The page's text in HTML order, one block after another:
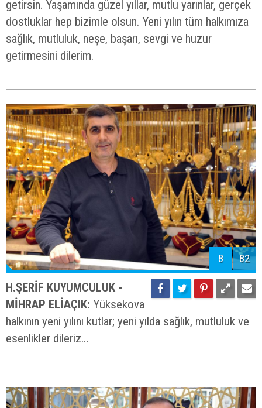
getirsin. Yaşamında güzel yıllar, mutlu yarınlar, gerçek
dostluklar hep bizimle olsun. Yeni yılın tüm halkımıza
sağlık, mutluluk, neşe, başarı, sevgi ve huzur
getirmesini dilerim.
8 82
H.ŞERİF KUYUMCULUK -
MİHRAP ELİAÇIK: Yüksekova
halkının yeni yılını kutlar; yeni yılda sağlık, mutluluk ve
esenlikler dileriz…